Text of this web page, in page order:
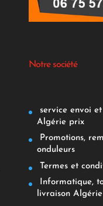
Notre société
service envoi
Algérie prix
Promotions,
onduleurs
Termes et
Informatique,
livraison Algérie